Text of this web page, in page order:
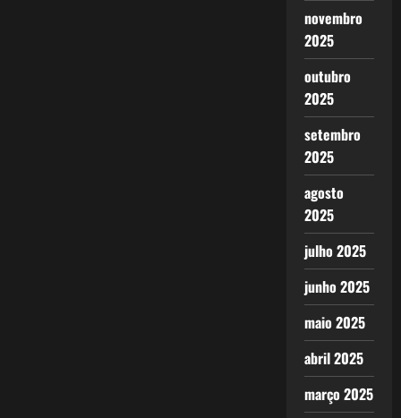
novembro
2025
outubro
2025
setembro
2025
agosto
2025
julho 2025
junho 2025
maio 2025
abril 2025
março 2025